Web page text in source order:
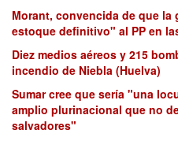
Morant, convencida de que la
estoque definitivo" al PP en
Diez medios aéreos y 215
incendio de Niebla (Huelva)
Sumar cree que sería "una
amplio plurinacional que no
salvadores"